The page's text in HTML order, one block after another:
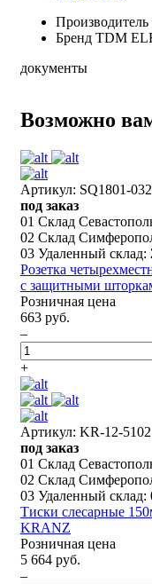
Производитель
Бренд TDM
документы
Возможно
Артикул: SQ1801-
под заказ
01 Склад
02 Склад
03 Удаленный склад:
Розетка
с защитными
Розничная цена
663 руб.
–
+
Артикул: KR-12-5102
под заказ
01 Склад
02 Склад
03 Удаленный склад:
Тиски слесарные
KRANZ
Розничная цена
5 664 руб.
–